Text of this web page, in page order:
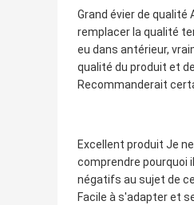
Grand évier de qualité
remplacer la qualité
eu dans antérieur,
qualité du produit et
Recommanderait
Excellent produit Je
comprendre pourquoi
négatifs au sujet de
Facile à s'adapter et